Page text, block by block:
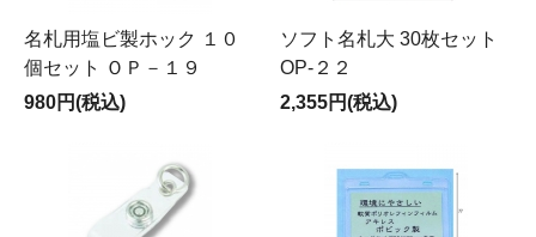
名札用塩ビ製ホック １０
個セット ＯＰ－１９
980円(税込)
ソフト名札大 30枚セット
OP-２２
2,355円(税込)